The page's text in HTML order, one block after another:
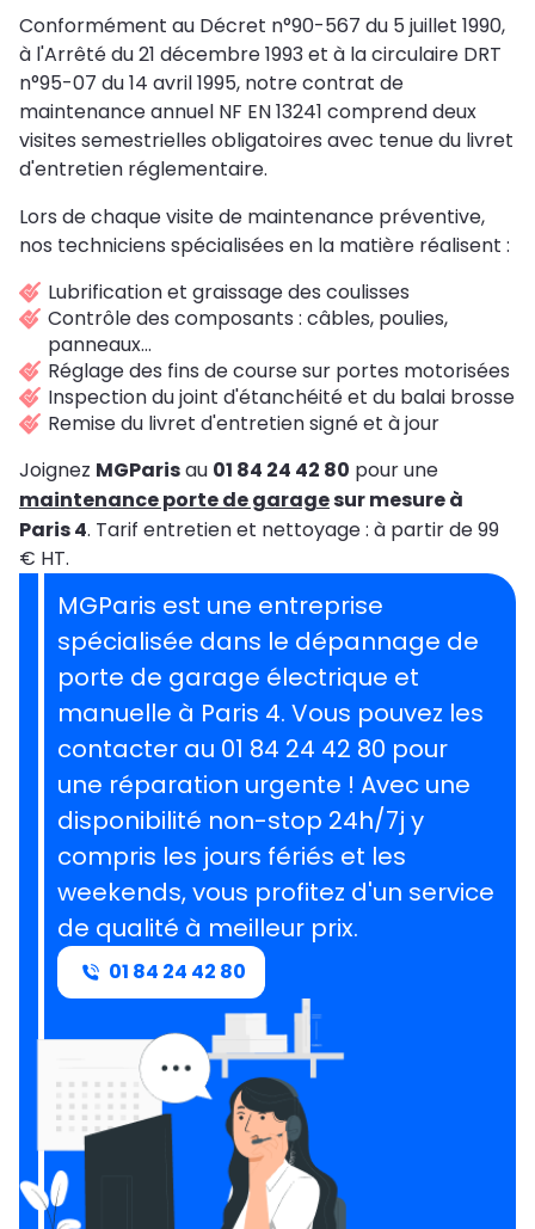
Conformément au Décret n°90-567 du 5 juillet 1990,
à l'Arrêté du 21 décembre 1993 et à la circulaire DRT
n°95-07 du 14 avril 1995, notre contrat de
maintenance annuel NF EN 13241 comprend deux
visites semestrielles obligatoires avec tenue du livret
d'entretien réglementaire.
Lors de chaque visite de maintenance préventive,
nos techniciens spécialisées en la matière réalisent :
Lubrification et graissage des coulisses
Contrôle des composants : câbles, poulies,
panneaux…
Réglage des fins de course sur portes motorisées
Inspection du joint d'étanchéité et du balai brosse
Remise du livret d'entretien signé et à jour
Joignez MGParisau 01 84 24 42 80 pour une
maintenance porte de garagesur mesure à
Paris 4. Tarif entretien et nettoyage : à partir de 99
€ HT.
MGParis est une entreprise
spécialisée dans le dépannage de
porte de garage électrique et
manuelle à Paris 4. Vous pouvez les
contacter au 01 84 24 42 80 pour
une réparation urgente ! Avec une
disponibilité non-stop 24h/7j y
compris les jours fériés et les
weekends, vous profitez d'un service
de qualité à meilleur prix.
01 84 24 42 80